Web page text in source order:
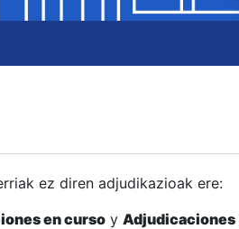
ez diren adjudikazioak ere:
en curso y Adjudicaciones